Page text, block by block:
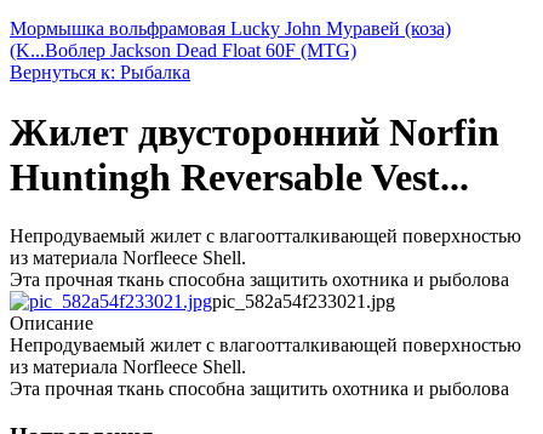
Мормышка вольфрамовая Lucky John Муравей (коза)
(K...Воблер Jackson Dead Float 60F (MTG)
Вернуться к: Рыбалка
Жилет двусторонний Norfin
Huntingh Reversable Vest...
Непродуваемый жилет с влагоотталкивающей поверхностью
из материала Norfleece Shell.
Эта прочная ткань способна защитить охотника и рыболова
pic_582a54f233021.jpg
Описание
Непродуваемый жилет с влагоотталкивающей поверхностью
из материала Norfleece Shell.
Эта прочная ткань способна защитить охотника и рыболова